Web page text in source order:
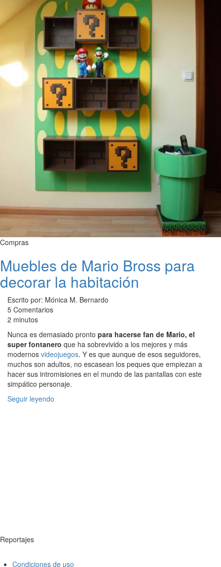
Compras
Muebles de Mario Bross para
decorar la habitación
Escrito por: Mónica M. Bernardo
5 Comentarios
2 minutos
Nunca es demasiado pronto para hacerse fan de Mario, el
super fontanero que ha sobrevivido a los mejores y más
modernos videojuegos. Y es que aunque de esos seguidores,
muchos son adultos, no escasean los peques que empiezan a
hacer sus intromisiones en el mundo de las pantallas con este
simpático personaje.
Seguir leyendo
Reportajes
Condiciones de uso